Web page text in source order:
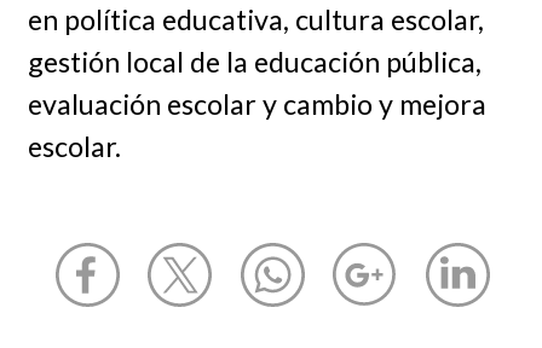
en política educativa, cultura escolar,
gestión local de la educación pública,
evaluación escolar y cambio y mejora
escolar.